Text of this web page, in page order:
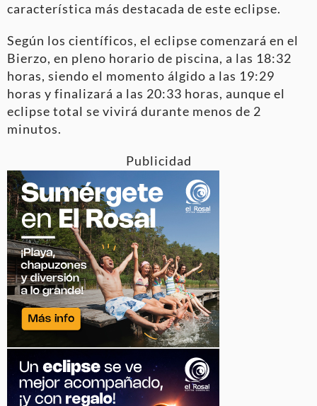
característica más destacada de este eclipse.
Según los científicos, el eclipse comenzará en el
Bierzo, en pleno horario de piscina, a las 18:32
horas, siendo el momento álgido a las 19:29
horas y finalizará a las 20:33 horas, aunque el
eclipse total se vivirá durante menos de 2
minutos.
Publicidad